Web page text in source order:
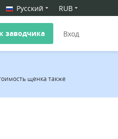
Русский RUB
заводчика Вход
щенка также